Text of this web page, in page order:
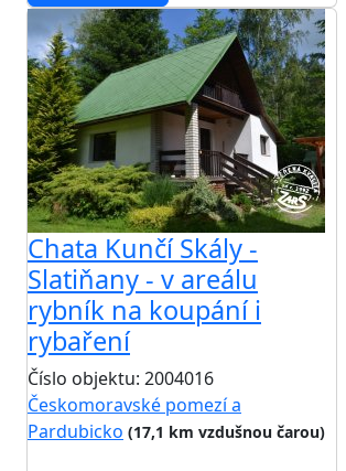
Chata Kunčí Skály -
Slatiňany - v areálu
rybník na koupání i
rybaření
Číslo objektu: 2004016
Českomoravské pomezí a
Pardubicko (17,1 km vzdušnou čarou)